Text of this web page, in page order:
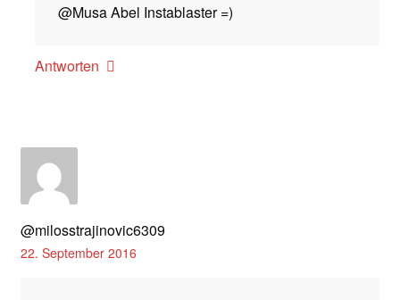
@Musa Abel Instablaster =)
Antworten
@milosstrajinovic6309
22. September 2016